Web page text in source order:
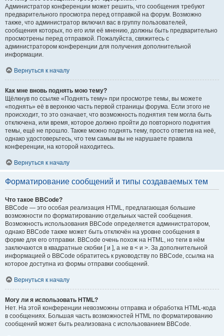
Администратор конференции может решить, что сообщения требуют
предварительного просмотра перед отправкой на форум. Возможно
также, что администратор включил вас в группу пользователей,
сообщения которых, по его или её мнению, должны быть предварительно
просмотрены перед отправкой. Пожалуйста, свяжитесь с
администратором конференции для получения дополнительной
информации.
Вернуться к началу
Как мне вновь поднять мою тему?
Щёлкнув по ссылке «Поднять тему» при просмотре темы, вы можете
«поднять» её в верхнюю часть первой страницы форума. Если этого не
происходит, то это означает, что возможность поднятия тем могла быть
отключена, или время, которое должно пройти до повторного поднятия
темы, ещё не прошло. Также можно поднять тему, просто ответив на неё,
однако удостоверьтесь, что тем самым вы не нарушаете правила
конференции, на которой находитесь.
Вернуться к началу
Форматирование сообщений и типы создаваемых тем
Что такое BBCode?
BBCode — это особая реализация HTML, предлагающая большие
возможности по форматированию отдельных частей сообщения.
Возможность использования BBCode определяется администратором,
однако BBCode также может быть отключён на уровне сообщения в
форме для его отправки. BBCode очень похож на HTML, но теги в нём
заключаются в квадратные скобки [ и ], а не в < и >. За дополнительной
информацией о BBCode обратитесь к руководству по BBCode, ссылка на
которое доступна из формы отправки сообщений.
Вернуться к началу
Могу ли я использовать HTML?
Нет. На этой конференции невозможны отправка и обработка HTML-кода
в сообщениях. Большая часть возможностей HTML по форматированию
сообщений может быть реализована с использованием BBCode.